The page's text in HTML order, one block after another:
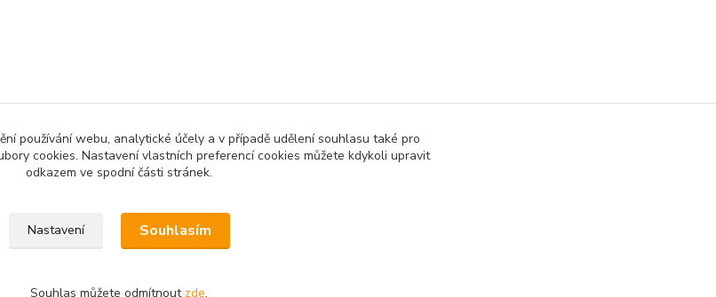
kategoriích
3D tisk a příslušenství
používání webu, analytické účely a v případě udělení souhlasu také pro
cookies. Nastavení vlastních preferencí cookies můžete kdykoli upravit
odkazem ve spodní části stránek.
Nastavení Souhlasím
Souhlas můžete odmítnout zde.